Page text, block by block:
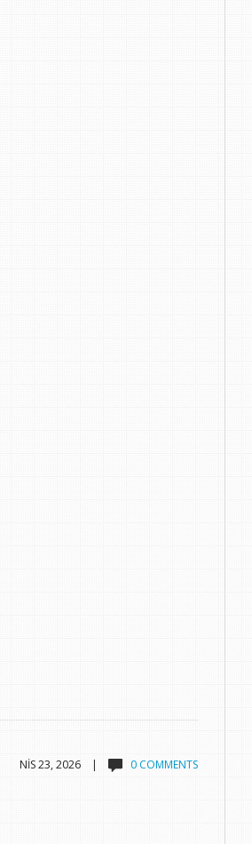
NIS 23, 2026 | 0 COMMENTS